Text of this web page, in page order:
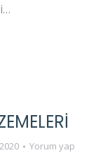
Yorum yap